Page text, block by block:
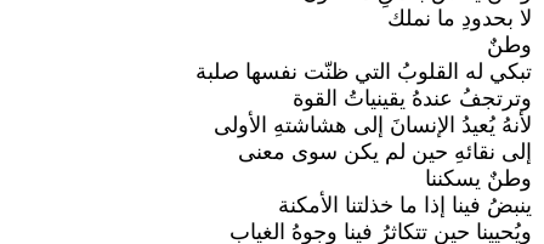
لا بحدودِ ما نملك
وطنٌ
تبكي له القلوبُ التي ظنّت نفسها صلبة
وترتجفُ عندهُ يقينياتُ القوة
لأنهُ يُعيدُ الإنسانَ إلى هشاشتهِ الأولى
إلى نقائهِ حين لم يكن سوى معنى
وطنٌ يسكننا
ينبضُ فينا إذا ما خذلتنا الأمكنة
ويُحيينا حين تتكاثرُ فينا وجوهُ الغياب